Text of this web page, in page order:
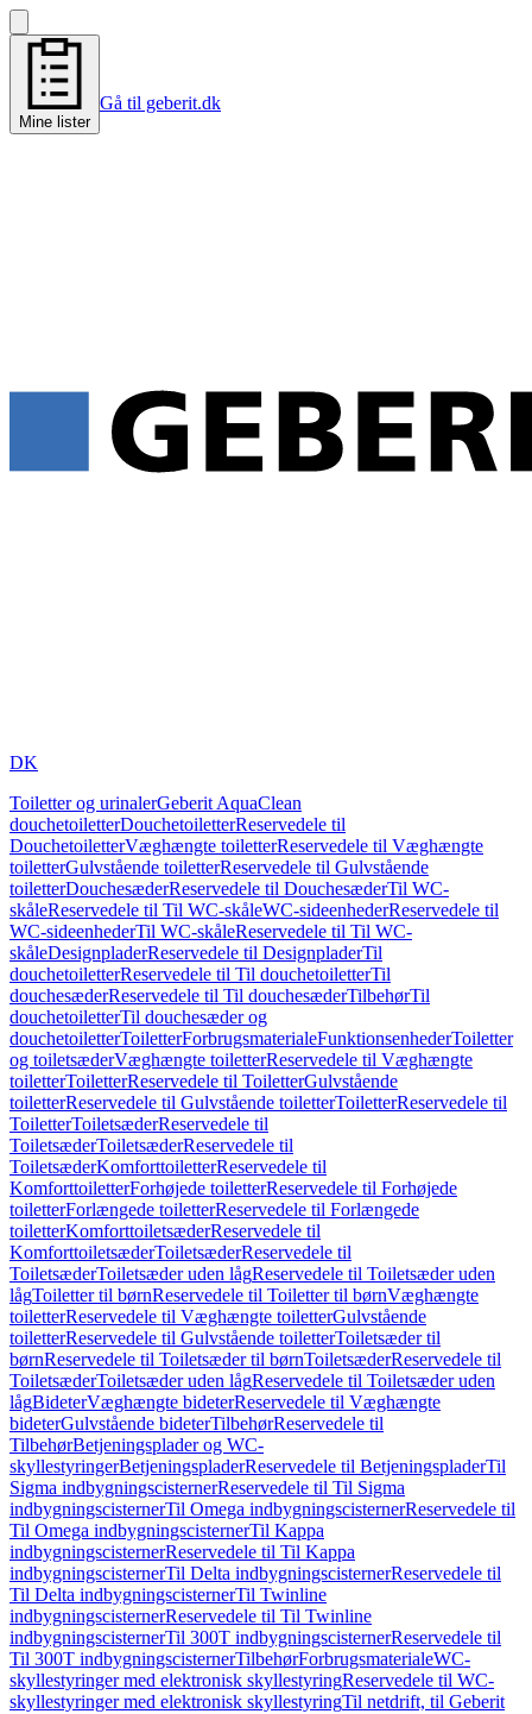
Mine lister
Gå til geberit.dk
DK
Toiletter og urinalerGeberit AquaClean
douchetoiletterDouchetoiletterReservedele til
DouchetoiletterVæghængte toiletterReservedele til Væghængte
toiletterGulvstående toiletterReservedele til Gulvstående
toiletterDouchesæderReservedele til DouchesæderTil WC-
skåleReservedele til Til WC-skåleWC-sideenhederReservedele til
WC-sideenhederTil WC-skåleReservedele til Til WC-
skåleDesignpladerReservedele til DesignpladerTil
douchetoiletterReservedele til Til douchetoiletterTil
douchesæderReservedele til Til douchesæderTilbehørTil
douchetoiletterTil douchesæder og
douchetoiletterToiletterForbrugsmaterialeFunktionsenhederToiletter
og toiletsæderVæghængte toiletterReservedele til Væghængte
toiletterToiletterReservedele til ToiletterGulvstående
toiletterReservedele til Gulvstående toiletterToiletterReservedele til
ToiletterToiletsæderReservedele til
ToiletsæderToiletsæderReservedele til
ToiletsæderKomforttoiletterReservedele til
KomforttoiletterForhøjede toiletterReservedele til Forhøjede
toiletterForlængede toiletterReservedele til Forlængede
toiletterKomforttoiletsæderReservedele til
KomforttoiletsæderToiletsæderReservedele til
ToiletsæderToiletsæder uden lågReservedele til Toiletsæder uden
lågToiletter til børnReservedele til Toiletter til børnVæghængte
toiletterReservedele til Væghængte toiletterGulvstående
toiletterReservedele til Gulvstående toiletterToiletsæder til
børnReservedele til Toiletsæder til børnToiletsæderReservedele til
ToiletsæderToiletsæder uden lågReservedele til Toiletsæder uden
lågBideterVæghængte bideterReservedele til Væghængte
bideterGulvstående bideterTilbehørReservedele til
TilbehørBetjeningsplader og WC-
skyllestyringerBetjeningspladerReservedele til BetjeningspladerTil
Sigma indbygningscisternerReservedele til Til Sigma
indbygningscisternerTil Omega indbygningscisternerReservedele til
Til Omega indbygningscisternerTil Kappa
indbygningscisternerReservedele til Til Kappa
indbygningscisternerTil Delta indbygningscisternerReservedele til
Til Delta indbygningscisternerTil Twinline
indbygningscisternerReservedele til Til Twinline
indbygningscisternerTil 300T indbygningscisternerReservedele til
Til 300T indbygningscisternerTilbehørForbrugsmaterialeWC-
skyllestyringer med elektronisk skyllestyringReservedele til WC-
skyllestyringer med elektronisk skyllestyringTil netdrift, til Geberit